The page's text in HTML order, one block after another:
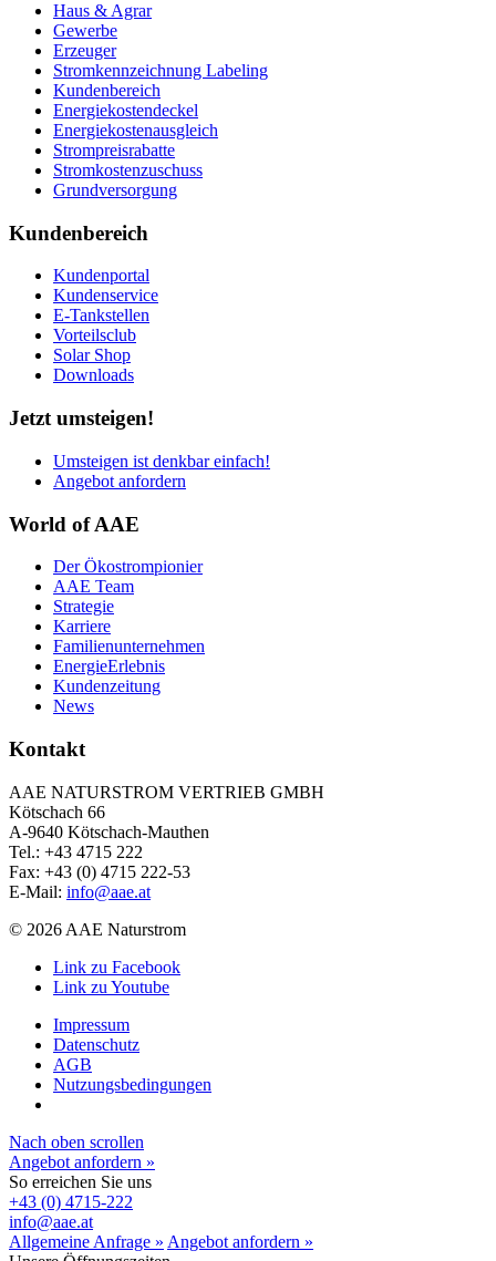
Haus & Agrar
Gewerbe
Erzeuger
Stromkennzeichnung Labeling
Kundenbereich
Energiekostendeckel
Energiekostenausgleich
Strompreisrabatte
Stromkostenzuschuss
Grundversorgung
Kundenbereich
Kundenportal
Kundenservice
E-Tankstellen
Vorteilsclub
Solar Shop
Downloads
Jetzt umsteigen!
Umsteigen ist denkbar einfach!
Angebot anfordern
World of AAE
Der Ökostrompionier
AAE Team
Strategie
Karriere
Familienunternehmen
EnergieErlebnis
Kundenzeitung
News
Kontakt
AAE NATURSTROM VERTRIEB GMBH
Kötschach 66
A-9640 Kötschach-Mauthen
Tel.: +43 4715 222
Fax: +43 (0) 4715 222-53
E-Mail: info@aae.at
© 2026 AAE Naturstrom
Link zu Facebook
Link zu Youtube
Impressum
Datenschutz
AGB
Nutzungsbedingungen
Nach oben scrollen
Angebot anfordern »
So erreichen Sie uns
+43 (0) 4715-222
info@aae.at
Allgemeine Anfrage » Angebot anfordern »